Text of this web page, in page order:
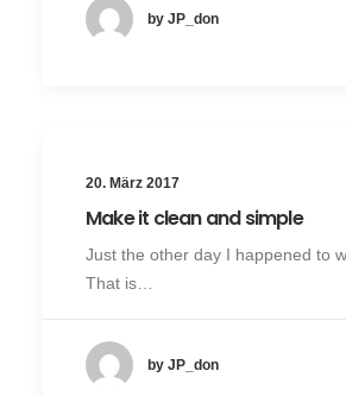
by JP_don
20. März 2017
Make it clean and simple
Just the other day I happened to
That is…
by JP_don